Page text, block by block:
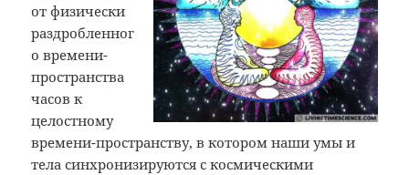
от физически
раздробленног
о времени-
пространства
часов к
целостному
времени-пространству, в котором наши умы и
тела синхронизируются с космическими